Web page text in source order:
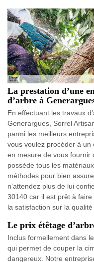
La prestation d’une
d’arbre à
En effectuant les travaux
Generargues, Sorrel
parmi les meilleurs
vous voulez procéder à un
en mesure de vous fournir
possède tous les
méthodes pour bien
n’attendez plus de lui
30140 car il est prêt à
la satisfaction sur la
Le prix étêtage
Inclus formellement dans
qui permet de couper la
dangereux. Notre